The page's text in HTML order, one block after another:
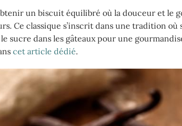
un biscuit équilibré où la douceur et le
Ce classique s’inscrit dans une tradition
sucre dans les gâteaux pour une
cet article dédié.